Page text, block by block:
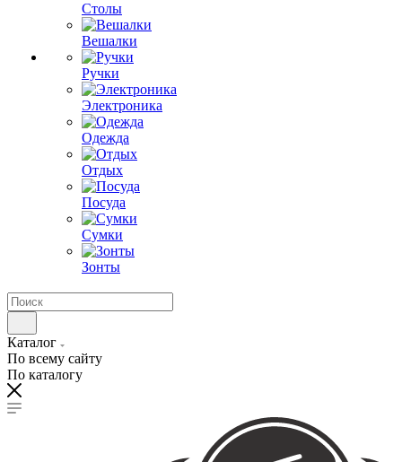
Столы
Вешалки
Ручки
Электроника
Одежда
Отдых
Посуда
Сумки
Зонты
Каталог
По всему сайту
По каталогу